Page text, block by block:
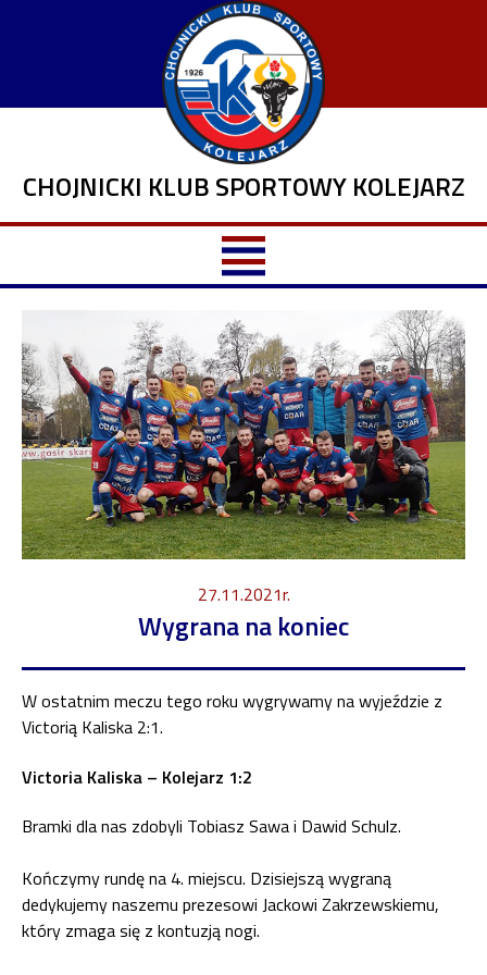
CHOJNICKI KLUB SPORTOWY KOLEJARZ
27.11.2021r.
Wygrana na koniec
W ostatnim meczu tego roku wygrywamy na wyjeździe z
Victorią Kaliska 2:1.
Victoria Kaliska – Kolejarz 1:2
Bramki dla nas zdobyli Tobiasz Sawa i Dawid Schulz.
Kończymy rundę na 4. miejscu. Dzisiejszą wygraną
dedykujemy naszemu prezesowi Jackowi Zakrzewskiemu,
który zmaga się z kontuzją nogi.